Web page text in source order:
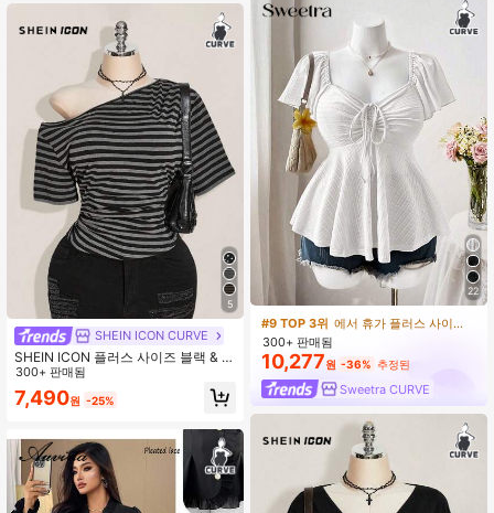
타이 보우 + 버튼 장식, 슬림 핏 플래터
링 실루엣, 플러스 사이즈 그레이 탑 &
플러스 사이즈 화이트 탑, 부드럽고 편
안한 탄성 소재
5
SHEIN ICON CURVE
SHEIN ICON 플러스 사이즈 블랙 & 회
색 스트라이프 오프 숄더 니트 반소매
탑, 스트라이프 캐주얼 크롭트 티셔츠,
여름, 백 투 스쿨, Y2K 스타일, 일상 착
300+ 판매됨
7,490원 -25%
22
#9 TOP 3위
에서 휴가 플러스 사이즈 탑
300+ 판매됨
10,277원 -36% 추정된
Sweetra CURVE